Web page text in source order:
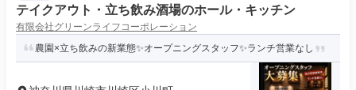
テイクアウト・立ち飲み酒場のホール・キッチン
有限会社グリーンライフコーポレーション
農園×立ち飲みの新業態✨オープニングスタッフ✨ランチ営業なし